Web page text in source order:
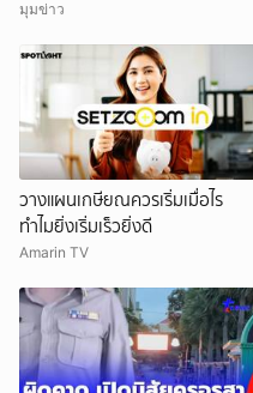
มุมข่าว
วางแผนเกษียณควรเริ่มเมื่อไร
ทำไมยิ่งเริ่มเร็วยิ่งดี
Amarin TV